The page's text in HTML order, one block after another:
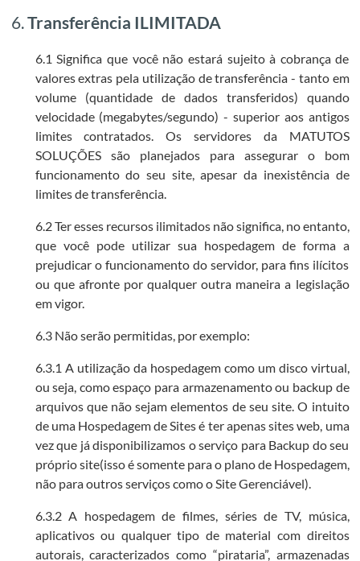
6.Transferência ILIMITADA
6.1 Significa que você não estará sujeito à cobrança de
valores extras pela utilização de transferência - tanto em
volume (quantidade de dados transferidos) quando
velocidade (megabytes/segundo) - superior aos antigos
limites contratados. Os servidores da MATUTOS
SOLUÇÕES são planejados para assegurar o bom
funcionamento do seu site, apesar da inexistência de
limites de transferência.
6.2 Ter esses recursos ilimitados não significa, no entanto,
que você pode utilizar sua hospedagem de forma a
prejudicar o funcionamento do servidor, para fins ilícitos
ou que afronte por qualquer outra maneira a legislação
em vigor.
6.3 Não serão permitidas, por exemplo:
6.3.1 A utilização da hospedagem como um disco virtual,
ou seja, como espaço para armazenamento ou backup de
arquivos que não sejam elementos de seu site. O intuito
de uma Hospedagem de Sites é ter apenas sites web, uma
vez que já disponibilizamos o serviço para Backup do seu
próprio site(isso é somente para o plano de Hospedagem,
não para outros serviços como o Site Gerenciável).
6.3.2 A hospedagem de filmes, séries de TV, música,
aplicativos ou qualquer tipo de material com direitos
autorais, caracterizados como “pirataria”, armazenadas